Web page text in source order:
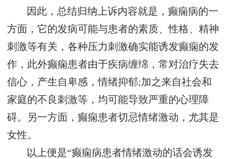
因此，总结归纳上诉内容就是，癫痫病的一
方面，它的发病可能与患者的素质、性格、精神
刺激等有关，各种压力刺激确实能诱发癫痫的发
作，此外癫痫患者由于疾病缠绵，常对治疗失去
信心，产生自卑感，情绪抑郁;加之来自社会和
家庭的不良刺激等，均可能导致严重的心理障
碍。另一方面，癫痫患者切忌情绪激动，尤其是
女性。
以上便是“癫痫病患者情绪激动的话会诱发